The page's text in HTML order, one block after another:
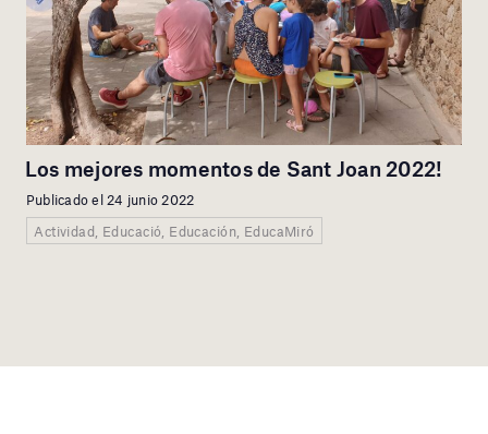
Los mejores momentos de Sant Joan 2022!
Publicado el 24 junio 2022
Actividad, Educació, Educación, EducaMiró